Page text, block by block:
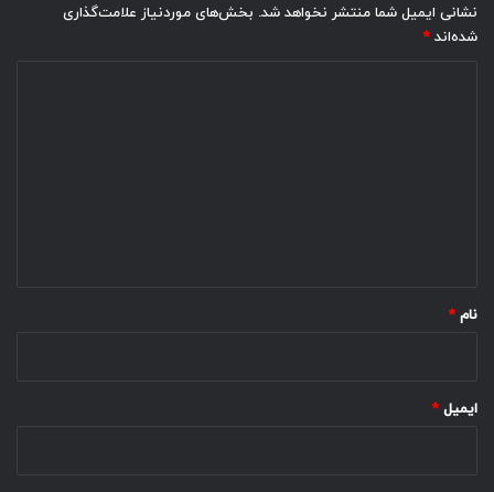
نشانی ایمیل شما منتشر نخواهد شد. بخش‌های موردنیاز علامت‌گذاری
شده‌اند *
نام *
ایمیل *